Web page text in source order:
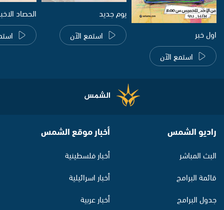
اول خبر
استمع الآن
يوم جديد
استمع الآن
الحصاد
راديو الشمس
البث المباشر
قائمة البرامج
جدول البرامج
أخبار موقع الشمس
أخبار فلسطينية
أخبار اسرائيلية
أخبار عربية